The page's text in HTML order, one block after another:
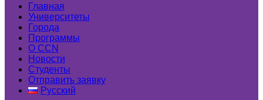
Главная
Университеты
Города
Программы
О CCN
Новости
Студенты
Отправить заявку
Русский